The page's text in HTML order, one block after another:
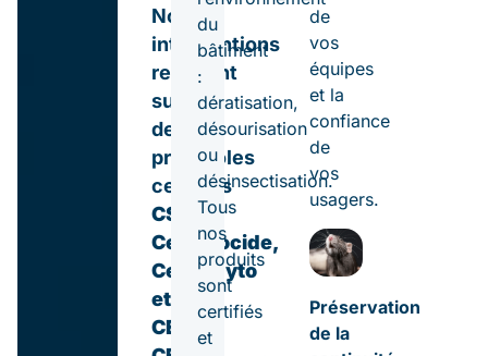
Nos
interventions
reposent
sur
des
protocoles
certifiés
CS3D,
Certibiocide,
Certiphyto
et
CEPA
du
bâtiment
:
dératisation,
désourisation
ou
désinsectisation.
Tous
nos
produits
sont
certifiés
et
de
vos
équipes
et la
confiance
de
vos
usagers.
Préservation
de la